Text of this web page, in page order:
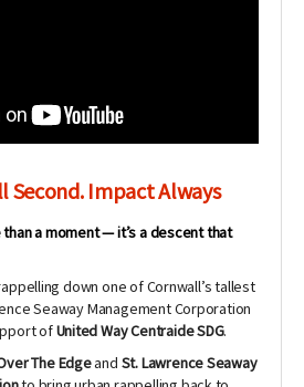
Second. Impact Always
a moment — it’s a descent that
down one of Cornwall’s tallest
Seaway Management Corporation
ofUnited Way Centraide SDG.
The Edgeand St. Lawrence Seaway